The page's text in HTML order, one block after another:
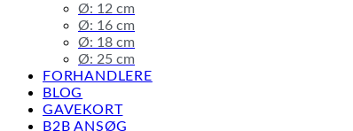
Ø: 12 cm
Ø: 16 cm
Ø: 18 cm
Ø: 25 cm
FORHANDLERE
BLOG
GAVEKORT
B2B ANSØG